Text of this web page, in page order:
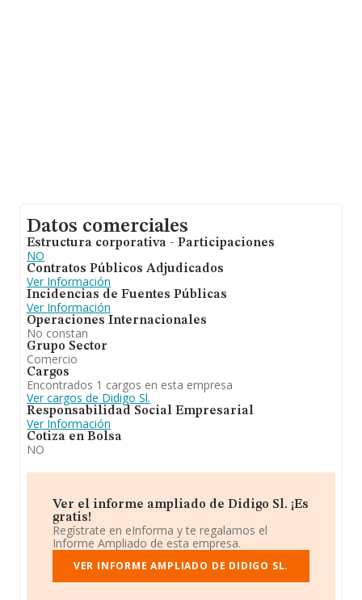
Datos comerciales
Estructura corporativa - Participaciones
NO
Contratos Públicos Adjudicados
Ver Información
Incidencias de Fuentes Públicas
Ver Información
Operaciones Internacionales
No constan
Grupo Sector
Comercio
Cargos
Encontrados 1 cargos en esta empresa
Ver cargos de Didigo Sl.
Responsabilidad Social Empresarial
Ver Información
Cotiza en Bolsa
NO
Ver el informe ampliado de Didigo Sl. ¡Es
gratis!
Regístrate en eInforma y te regalamos el
Informe Ampliado de esta empresa.
VER INFORME AMPLIADO DE DIDIGO SL.